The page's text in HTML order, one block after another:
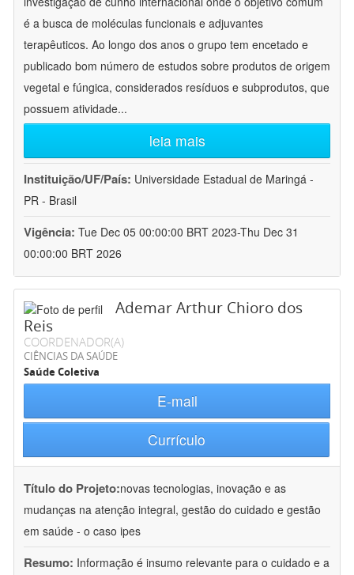
é a busca de moléculas funcionais e adjuvantes
terapêuticos. Ao longo dos anos o grupo tem encetado e
publicado bom número de estudos sobre produtos de origem
vegetal e fúngica, considerados resíduos e subprodutos, que
possuem atividade...
leia mais
Instituição/UF/País: Universidade Estadual de Maringá -
PR - Brasil
Vigência: Tue Dec 05 00:00:00 BRT 2023-Thu Dec 31
00:00:00 BRT 2026
Ademar Arthur Chioro dos
Reis
COORDENADOR(A)
CIÊNCIAS DA SAÚDE
Saúde Coletiva
E-mail
Currículo
Título do Projeto:novas tecnologias, inovação e as
mudanças na atenção integral, gestão do cuidado e gestão
em saúde - o caso ipes
Resumo: Informação é insumo relevante para o cuidado e a